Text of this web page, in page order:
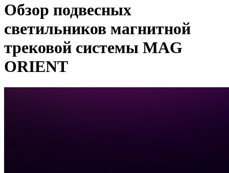
Обзор подвесных
светильников магнитной
трековой системы MAG
ORIENT